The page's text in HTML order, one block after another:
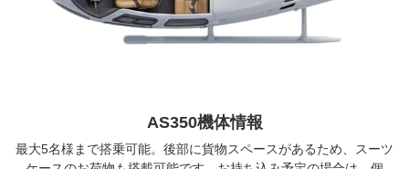
AS350機体情報
最大5名様まで搭乗可能。後部に貨物スペースがあるため、スーツ